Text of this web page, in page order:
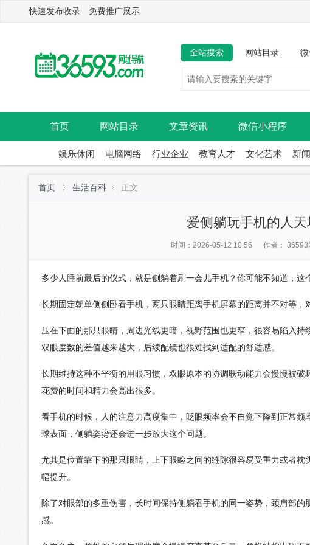
快速发布收录 免费推广展示
全站搜索 网站目录
首页 网站目录 文章资讯 微信小程序
娱乐休闲 电脑网络 行业企业 教育人才 文化艺术 新
首页 生活百科 正文
爱侧躺玩手机的人
时间：2026-05-12 10:56 作者： 36593
多少人睡前最后的仪式，就是侧躺着刷一会儿手机？你可能不知道，这
长期固定朝单侧侧卧看手机，两只眼睛距离手机屏幕的距离并不对等，
压在下面的那只眼睛，周边光线更暗，视野范围也更窄，很容易陷入
双眼度数的差值越来越大，后续配镜也很难找到适配的舒适感。
长期维持这种不平衡的用眼习惯，双眼原本的协调联动能力会慢慢被
花费的时间和精力会高出很多。
看手机的时候，人的注意力高度集中，眨眼频率会不自觉下降到正常
球表面，侧躺姿势还会进一步放大这个问题。
尤其是位置靠下的那只眼睛，上下眼睑之间的缝隙很容易受重力或者
幅提升。
除了对眼部的多重伤害，长时间保持侧躺看手机的同一姿势，颈肩部
感。